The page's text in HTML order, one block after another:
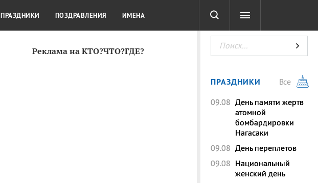
Реклама на КТО?ЧТО?ГДЕ?
КУЛЬТУРА КРАСОТА ТЕСТЫ
ПРАЗДНИКИ ПОЗДРАВЛЕНИЯ ИМЕНА
ПРАЗДНИКИ
Все
09.08 День памяти жертв
атомной
бомбардировки
Нагасаки
09.08 День переплетов
09.08 Национальный
женский день